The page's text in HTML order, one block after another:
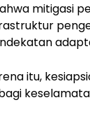
mitigasi
itu,